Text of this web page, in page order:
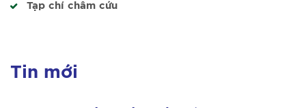
Tạp chí châm cứu
Tin mới